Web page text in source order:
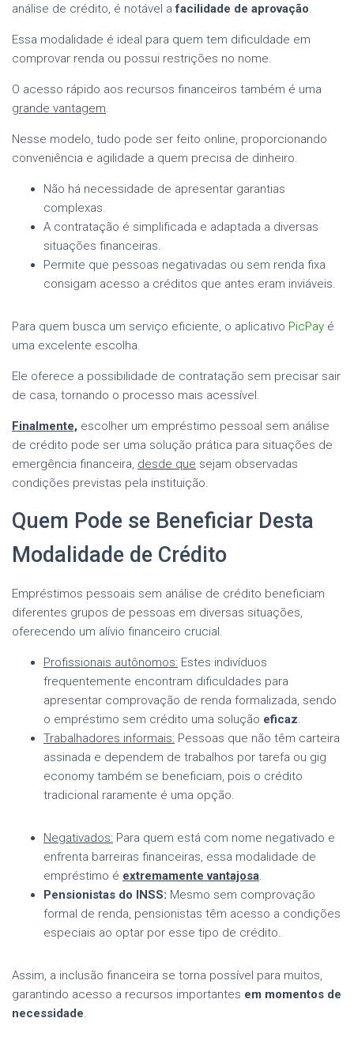
análise de crédito, é notável afacilidade de aprovação.
Essa modalidade é ideal para quem tem dificuldade em
comprovar renda ou possui restrições no nome.
O acesso rápido aos recursos financeiros também é uma
grande vantagem.
Nesse modelo, tudo pode ser feito online, proporcionando
conveniência e agilidade a quem precisa de dinheiro.
Não há necessidade de apresentar garantias
complexas.
A contratação é simplificada e adaptada a diversas
situações financeiras.
Permite que pessoas negativadas ou sem renda fixa
consigam acesso a créditos que antes eram inviáveis.
Para quem busca um serviço eficiente, o aplicativo PicPay é
uma excelente escolha.
Ele oferece a possibilidade de contratação sem precisar sair
de casa, tornando o processo mais acessível.
Finalmente, escolher um empréstimo pessoal sem análise
de crédito pode ser uma solução prática para situações de
emergência financeira, desde que sejam observadas
condições previstas pela instituição.
Quem Pode se Beneficiar Desta
Modalidade de Crédito
Empréstimos pessoais sem análise de crédito beneficiam
diferentes grupos de pessoas em diversas situações,
oferecendo um alívio financeiro crucial.
Profissionais autônomos: Estes indivíduos
frequentemente encontram dificuldades para
apresentar comprovação de renda formalizada, sendo
o empréstimo sem crédito uma solução eficaz.
Trabalhadores informais: Pessoas que não têm carteira
assinada e dependem de trabalhos por tarefa ou gig
economy também se beneficiam, pois o crédito
tradicional raramente é uma opção.
Negativados: Para quem está com nome negativado e
enfrenta barreiras financeiras, essa modalidade de
empréstimo é extremamente vantajosa.
Pensionistas do INSS: Mesmo sem comprovação
formal de renda, pensionistas têm acesso a condições
especiais ao optar por esse tipo de crédito.
Assim, a inclusão financeira se torna possível para muitos,
garantindo acesso a recursos importantes em momentos de
necessidade.